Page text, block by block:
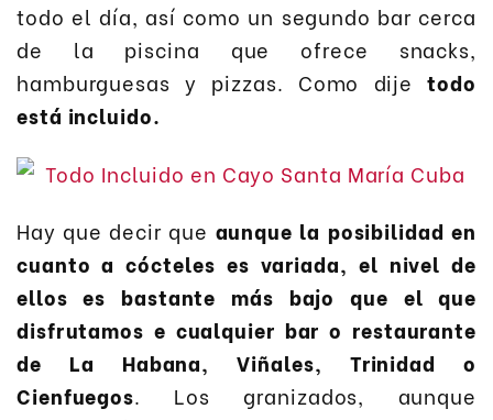
todo el día, así como un segundo bar cerca
de la piscina que ofrece snacks,
hamburguesas y pizzas. Como dijetodo
está incluido.
Hay que decir que aunque la posibilidad en
cuanto a cócteles es variada, el nivel de
ellos es bastante más bajo que el que
disfrutamos e cualquier bar o restaurante
de La Habana, Viñales, Trinidad o
Cienfuegos. Los granizados, aunque